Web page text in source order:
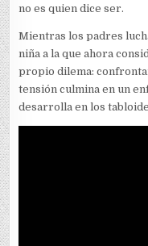
no es quien dice ser.
Mientras los padres
niña a la que ahora
propio dilema:
tensión culmina en un
desarrolla en los